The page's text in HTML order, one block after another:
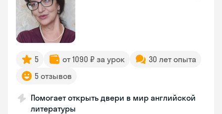
5 от 1090 ₽ за урок
30 лет опыта
5 отзывов
Помогает открыть двери в мир английской
литературы